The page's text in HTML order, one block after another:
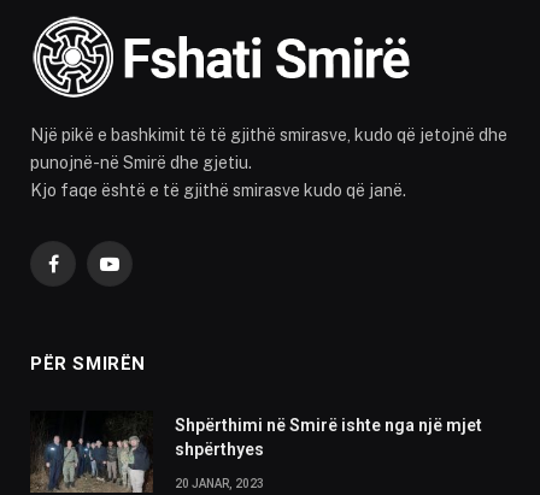
Një pikë e bashkimit të të gjithë smirasve, kudo që jetojnë dhe
punojnë-në Smirë dhe gjetiu.
Kjo faqe është e të gjithë smirasve kudo që janë.
FacebookYouTube
PËR SMIRËN
Shpërthimi në Smirë ishte nga një mjet
shpërthyes
20 JANAR, 2023